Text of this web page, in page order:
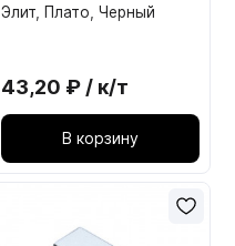
Элит, Плато, Черный
43,20 ₽ / к/т
В корзину